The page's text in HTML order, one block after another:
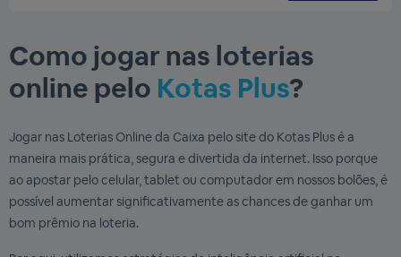
Como jogar nas loterias
online pelo Kotas Plus?
Jogar nas Loterias Online da Caixa pelo site do Kotas Plus é a
maneira mais prática, segura e divertida da internet. Isso porque
ao apostar pelo celular, tablet ou computador em nossos bolões, é
possível aumentar significativamente as chances de ganhar um
bom prêmio na loteria.